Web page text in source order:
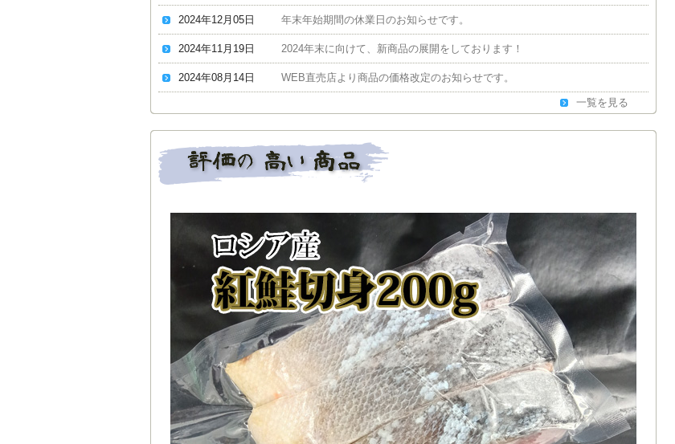
2024年12月05日 年末年始期間の休業日のお知らせです。
2024年11月19日 2024年末に向けて、新商品の展開をしております！
2024年08月14日 WEB直売店より商品の価格改定のお知らせです。
一覧を見る